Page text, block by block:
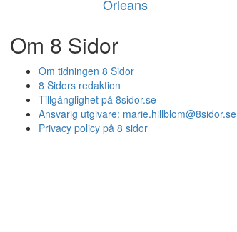
Orleans
Om 8 Sidor
Om tidningen 8 Sidor
8 Sidors redaktion
Tillgänglighet på 8sidor.se
Ansvarig utgivare: marie.hillblom@8sidor.se
Privacy policy på 8 sidor